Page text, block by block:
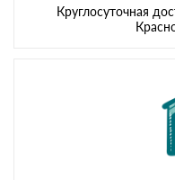
Круглосуточная